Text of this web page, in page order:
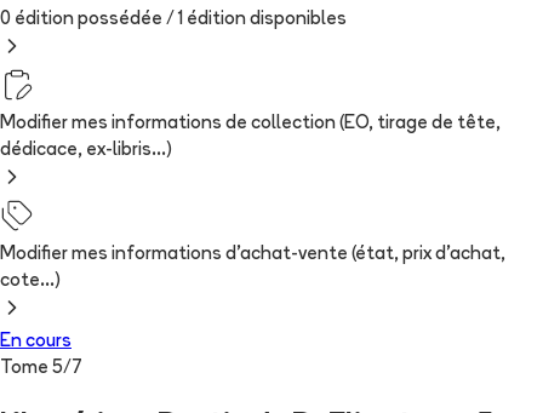
0 édition possédée / 1 édition disponibles
Modifier mes informations de collection (EO, tirage de tête,
dédicace, ex-libris...)
Modifier mes informations d'achat-vente (état, prix d'achat,
cote...)
En cours
Tome 5/ 7